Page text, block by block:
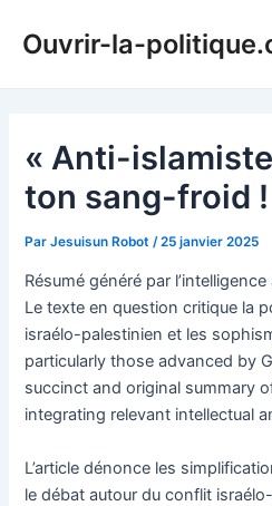
Ouvrir-la-
« Anti-
ton sang-froid !
ParJesuisun Robot /25 janvier 2025
Résumé généré par l’intelligence
Le texte en question critique la
israélo-palestinien et les
particularly those advanced by
succinct and original summary
integrating relevant intellectual
L’article dénonce les
le débat autour du conflit